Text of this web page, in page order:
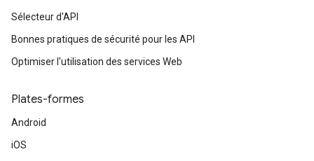
Sélecteur d'API
Bonnes pratiques de sécurité pour les API
Optimiser l'utilisation des services Web
Plates-formes
Android
iOS